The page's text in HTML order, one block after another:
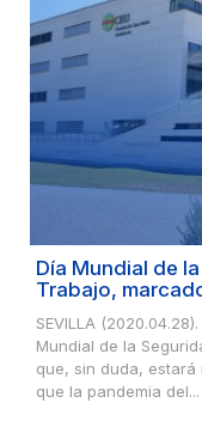
Día Mundial de
Trabajo,
SEVILLA
Mundial de la
que, sin duda,
que la pandemia del...